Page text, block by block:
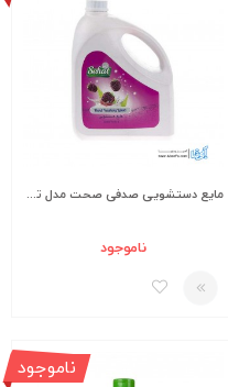
مایع دستشویی صدفی صحت مدل تمشک حجم 4000 گرم
ناموجود
ناموجود